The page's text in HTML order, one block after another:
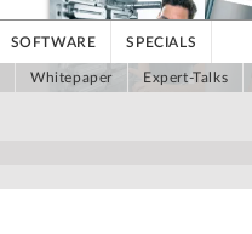
SOFTWARE SPECIALS
Whitepaper Expert-Talks